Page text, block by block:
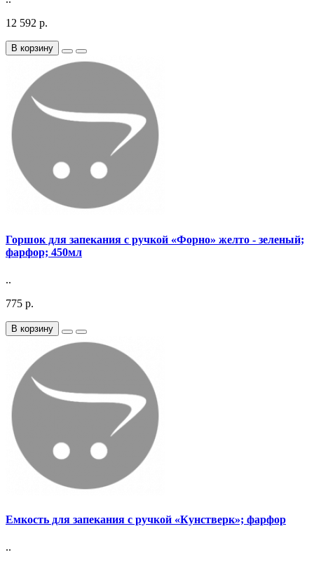
12 592 р.
В корзину
Горшок для запекания с ручкой «Форно» желто - зеленый;
фарфор; 450мл
..
775 р.
В корзину
Емкость для запекания с ручкой «Кунстверк»; фарфор
..